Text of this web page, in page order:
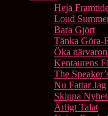
Heja
Loud
Bara Gjört
Tänka Göra-
Öka
Kentaurens
The
Nu Fattar Jag
Skippa
Ärligt Talat